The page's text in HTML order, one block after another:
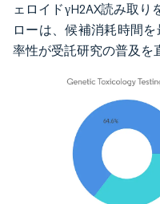
ェロイドγH2AX読み取
ローは、候補消耗時間
率性が受託研究の普及を